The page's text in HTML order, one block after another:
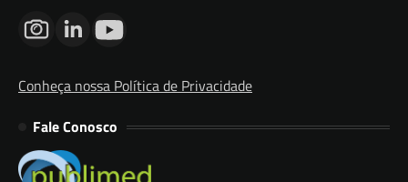
Conheça nossa Política de Privacidade
Fale Conosco